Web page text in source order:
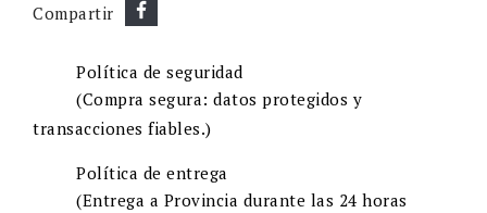
Compartir
Política de seguridad
(Compra segura: datos protegidos y
transacciones fiables.)
Política de entrega
(Entrega a Provincia durante las 24 horas